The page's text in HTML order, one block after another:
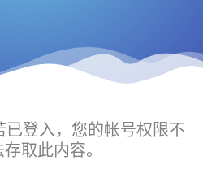
已登入，您的帐号权限不
取此内容。